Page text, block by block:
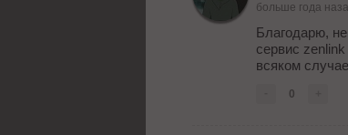
больше года
Благодарю,
сервис
всяком
0